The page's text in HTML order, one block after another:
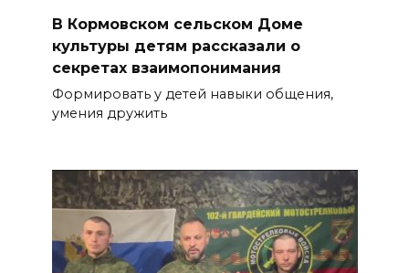
В Кормовском сельском Доме
культуры детям рассказали о
секретах взаимопонимания
Формировать у детей навыки общения,
умения дружить